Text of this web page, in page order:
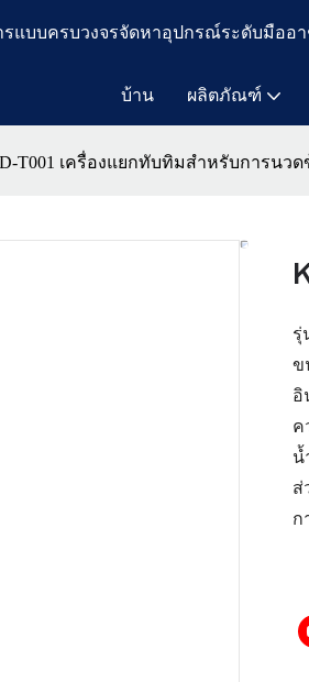
แบบครบวงจรจัดหาอุปกรณ์ระดับมืออ
บ้าน ผลิตภัณฑ์
T001 เครื่องแยกทับทิมสำหรับการนวด
รุ่
ข
อิ
ค
น้
ส่
ก